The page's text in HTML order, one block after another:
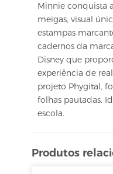
Minnie conquista
meigas, visual
estampas
cadernos da
Disney que
experiência de
projeto Phygital,
folhas pautadas.
escola.
Produtos